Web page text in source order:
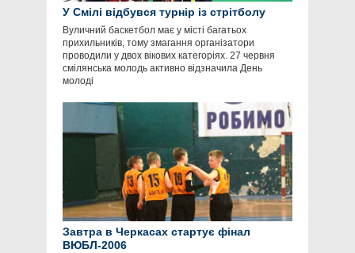
У Смілі відбувся турнір із стрітболу
Вуличний баскетбол має у місті багатьох
прихильників, тому змагання організатори
проводили у двох вікових категоріях. 27 червня
смілянська молодь активно відзначила День
молоді
Завтра в Черкасах стартує фінал
ВЮБЛ-2006